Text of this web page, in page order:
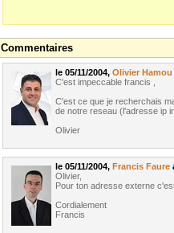
Commentaires
le 05/11/2004, Olivier Hamou
C'est impeccable francis ,
C'est ce que je recherchais
de notre reseau (l'adresse ip
Olivier
le 05/11/2004, Francis Faure
Olivier,
Pour ton adresse externe
Cordialement
Francis